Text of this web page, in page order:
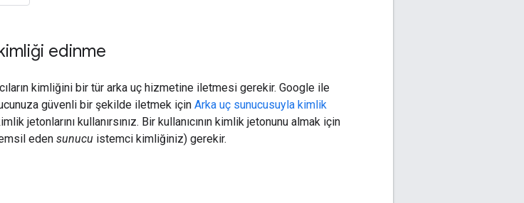
edinme
kimliğini bir tür arka uç hizmetine iletmesi gerekir. Google ile
güvenli bir şekilde iletmek için Arka uç sunucusuyla kimlik
jetonlarını kullanırsınız. Bir kullanıcının kimlik jetonunu almak için
eden sunucu istemci kimliğiniz) gerekir.